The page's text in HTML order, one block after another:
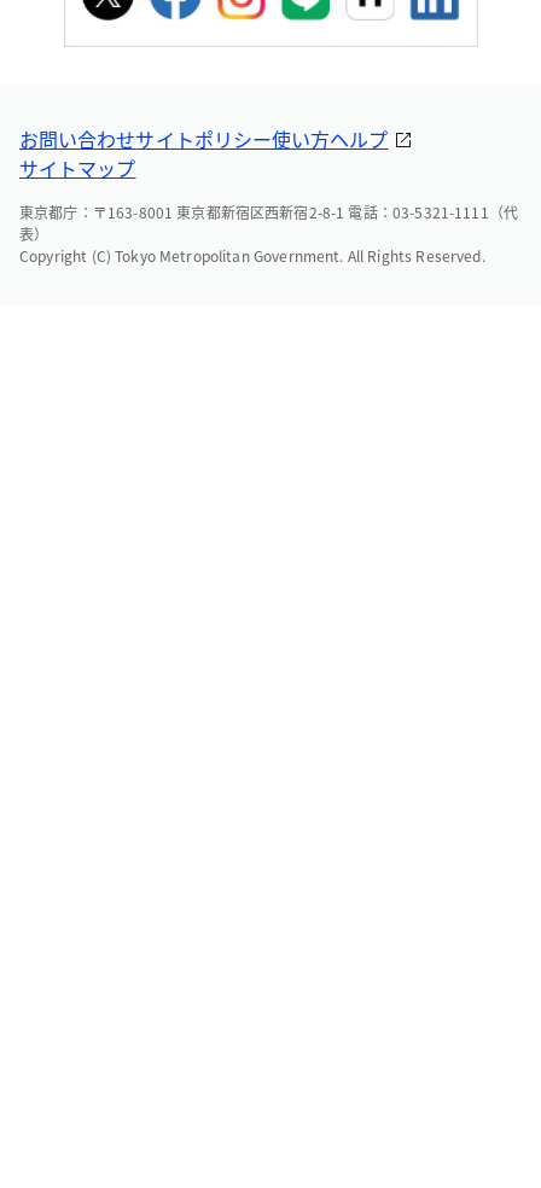
お問い合わせサイトポリシー使い方ヘルプ
サイトマップ
東京都庁：〒163-8001 東京都新宿区西新宿2-8-1 電話：03-5321-1111（代
表）
Copyright (C) Tokyo Metropolitan Government. All Rights Reserved.